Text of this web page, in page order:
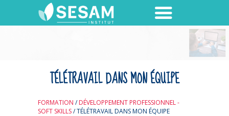
TÉLÉTRAVAIL DANS MON ÉQUIPE
FORMATION /DÉVELOPPEMENT PROFESSIONNEL -
SOFT SKILLS/TÉLÉTRAVAIL DANS MON ÉQUIPE